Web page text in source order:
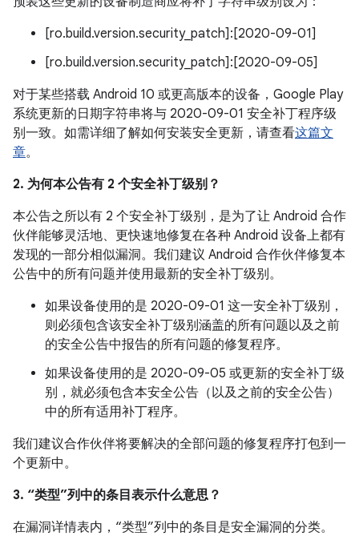
[ro.build.version.security_patch]:[2020-09-01]
[ro.build.version.security_patch]:[2020-09-05]
对于某些搭载 Android 10 或更高版本的设备，Google Play
系统更新的日期字符串将与 2020-09-01 安全补丁程序级
别一致。如需详细了解如何安装安全更新，请查看这篇文
章。
2. 为何本公告有 2 个安全补丁级别？
本公告之所以有 2 个安全补丁级别，是为了让 Android 合作
伙伴能够灵活地、更快速地修复在各种 Android 设备上都有
发现的一部分相似漏洞。我们建议 Android 合作伙伴修复本
公告中的所有问题并使用最新的安全补丁级别。
如果设备使用的是 2020-09-01 这一安全补丁级别，
则必须包含该安全补丁级别涵盖的所有问题以及之前
的安全公告中报告的所有问题的修复程序。
如果设备使用的是 2020-09-05 或更新的安全补丁级
别，就必须包含本安全公告（以及之前的安全公告）
中的所有适用补丁程序。
我们建议合作伙伴将要解决的全部问题的修复程序打包到一
个更新中。
3. “类型”列中的条目表示什么意思？
在漏洞详情表内，“类型”列中的条目是安全漏洞的分类。